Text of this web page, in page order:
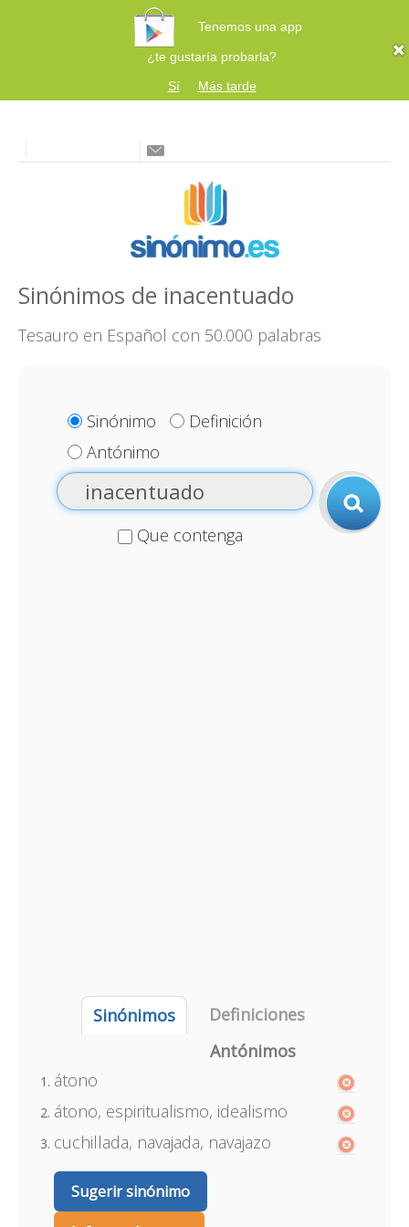
Tenemos una app
¿te gustaría probarla?
Sí
Más tarde
Sinónimos de inacentuado
Tesauro en Español con 50.000 palabras
Sinónimo
Definición
Antónimo
Que contenga
Sinónimos
Definiciones
Antónimos
átono
átono, espiritualismo, idealismo
cuchillada, navajada, navajazo
Sugerir sinónimo